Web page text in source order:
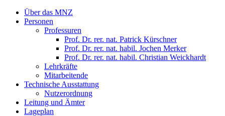
Über das MNZ
Personen
Professuren
Prof. Dr. rer. nat. Patrick Kürschner
Prof. Dr. rer. nat. habil. Jochen Merker
Prof. Dr. rer. nat. habil. Christian Weickhardt
Lehrkräfte
Mitarbeitende
Technische Ausstattung
Nutzerordnung
Leitung und Ämter
Lageplan